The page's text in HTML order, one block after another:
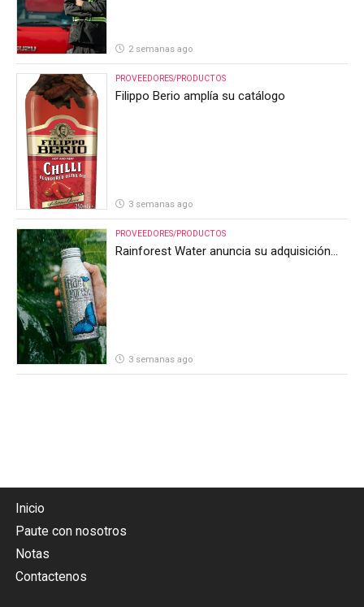
2 semanas ago
PROVEEDORES/PRODUCTOS
Filippo Berio amplía su catálogo
3 semanas ago
PROVEEDORES/PRODUCTOS
Rainforest Water anuncia su adquisición
3 semanas ago
Inicio
Paute con nosotros
Notas
Contactenos